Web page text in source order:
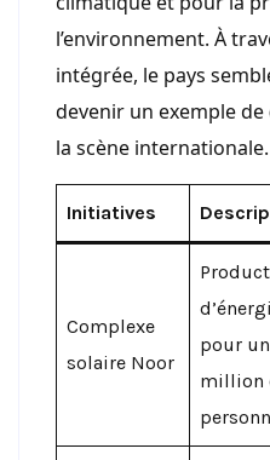
l’environnement. À
intégrée, le pays
devenir un exemple de
la scène internationale.
Initiatives
Complexe
solaire Noor
pour un
million